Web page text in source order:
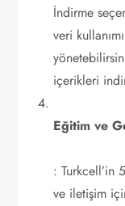
İndirme
veri
içerikleri
Eğitim ve
: Turkcell’in
ve iletişim